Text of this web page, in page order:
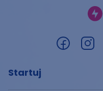
Startuj